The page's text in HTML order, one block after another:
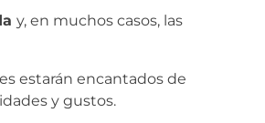
y, en muchos casos, las
estarán encantados de
y gustos.